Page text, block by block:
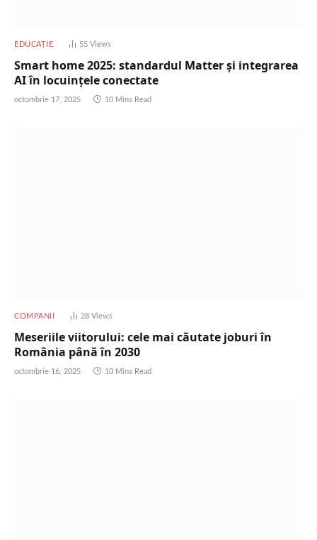
EDUCAȚIE 55Views
Smart home 2025: standardul Matter și integrarea
AI în locuinţele conectate
octombrie 17, 2025 10 Mins Read
COMPANII 28Views
Meseriile viitorului: cele mai căutate joburi în
România până în 2030
octombrie 16, 2025 10 Mins Read